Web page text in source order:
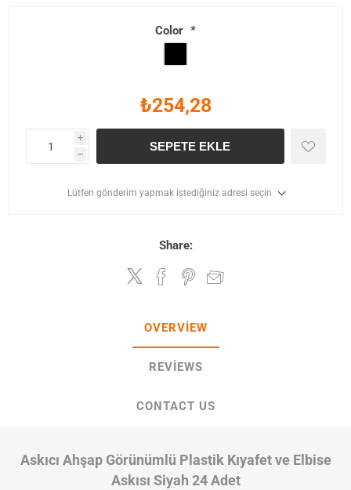
Color *
₺254,28
i
h
SEPETE EKLE
Lütfen gönderim yapmak istediğiniz adresi seçin
Share:
OVERVIEW
REVIEWS
CONTACT US
Askıcı Ahşap Görünümlü Plastik Kıyafet ve Elbise
Askısı Siyah 24 Adet